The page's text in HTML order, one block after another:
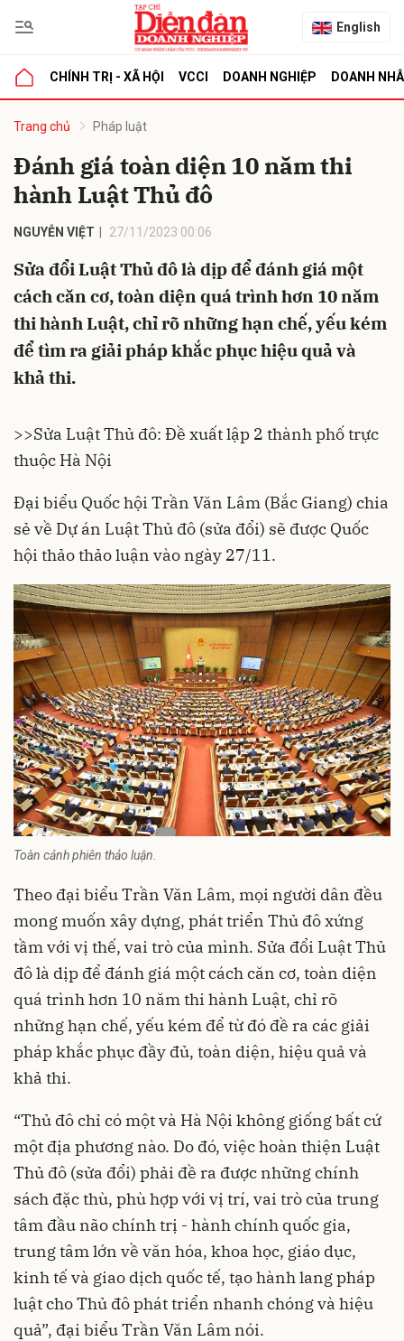
English
CHÍNH TRỊ - XÃ HỘI VCCI DOANH NGHIỆP DOANH
Trang chủ Pháp luật
Đánh giá toàn diện 10 năm thi
hành Luật Thủ đô
NGUYỄN VIỆT 27/11/2023 00:06
Sửa đổi Luật Thủ đô là dịp để đánh giá một
cách căn cơ, toàn diện quá trình hơn 10 năm
thi hành Luật, chỉ rõ những hạn chế, yếu kém
để tìm ra giải pháp khắc phục hiệu quả và
khả thi.
>>Sửa Luật Thủ đô: Đề xuất lập 2 thành phố trực
thuộc Hà Nội
Đại biểu Quốc hội Trần Văn Lâm (Bắc Giang) chia
sẻ về Dự án Luật Thủ đô (sửa đổi) sẽ được Quốc
hội thảo thảo luận vào ngày 27/11.
Toàn cảnh phiên thảo luận.
Theo đại biểu Trần Văn Lâm, mọi người dân đều
mong muốn xây dựng, phát triển Thủ đô xứng
tầm với vị thế, vai trò của mình. Sửa đổi Luật Thủ
đô là dịp để đánh giá một cách căn cơ, toàn diện
quá trình hơn 10 năm thi hành Luật, chỉ rõ
những hạn chế, yếu kém để từ đó đề ra các giải
pháp khắc phục đầy đủ, toàn diện, hiệu quả và
khả thi.
“Thủ đô chỉ có một và Hà Nội không giống bất cứ
một địa phương nào. Do đó, việc hoàn thiện Luật
Thủ đô (sửa đổi) phải đề ra được những chính
sách đặc thù, phù hợp với vị trí, vai trò của trung
tâm đầu não chính trị - hành chính quốc gia,
trung tâm lớn về văn hóa, khoa học, giáo dục,
kinh tế và giao dịch quốc tế, tạo hành lang pháp
luật cho Thủ đô phát triển nhanh chóng và hiệu
quả”, đại biểu Trần Văn Lâm nói.
luận
Hủy